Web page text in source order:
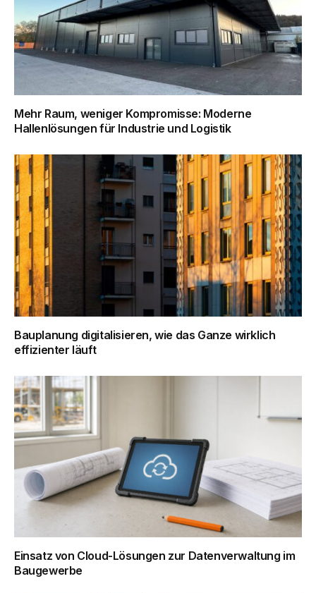
Mehr Raum, weniger Kompromisse: Moderne
Hallenlösungen für Industrie und Logistik
Bauplanung digitalisieren, wie das Ganze wirklich
effizienter läuft
Einsatz von Cloud-Lösungen zur Datenverwaltung im
Baugewerbe